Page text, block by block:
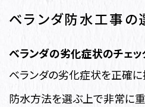
ベランダ防水工事の
ベランダの劣化症状のチェッ
ベランダの劣化症状を正確に
防水方法を選ぶ上で非常に重